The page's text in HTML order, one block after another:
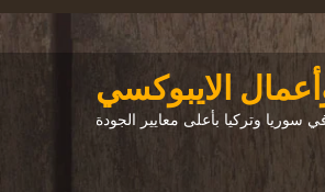
الايبوكسي
وتركيا بأعلى معايير الجودة